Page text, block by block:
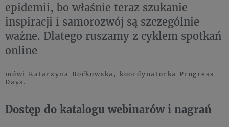
epidemii, bo właśnie teraz szukanie
inspiracji i samorozwój są szczególnie
ważne. Dlatego ruszamy z cyklem spotkań
online
mówi Katarzyna Boćkowska, koordynatorka Progress
Days.
Dostęp do katalogu webinarów i nagrań